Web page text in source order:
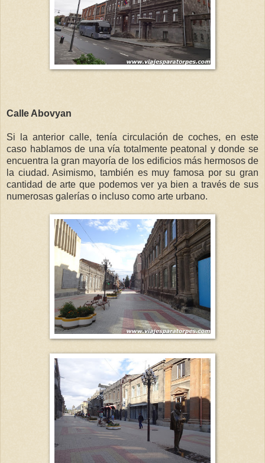
Calle Abovyan
Si la anterior calle, tenía circulación de coches, en este
caso hablamos de una vía totalmente peatonal y donde se
encuentra la gran mayoría de los edificios más hermosos de
la ciudad. Asimismo, también es muy famosa por su gran
cantidad de arte que podemos ver ya bien a través de sus
numerosas galerías o incluso como arte urbano.